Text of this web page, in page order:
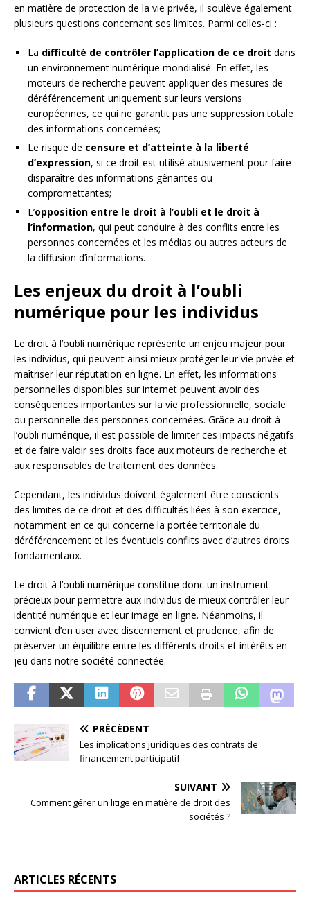
en matière de protection de la vie privée, il soulève également
plusieurs questions concernant ses limites. Parmi celles-ci :
La difficulté de contrôler l’application de ce droit dans
un environnement numérique mondialisé. En effet, les
moteurs de recherche peuvent appliquer des mesures de
déréférencement uniquement sur leurs versions
européennes, ce qui ne garantit pas une suppression totale
des informations concernées;
Le risque de censure et d’atteinte à la liberté
d’expression, si ce droit est utilisé abusivement pour faire
disparaître des informations gênantes ou
compromettantes;
L’opposition entre le droit à l’oubli et le droit à
l’information, qui peut conduire à des conflits entre les
personnes concernées et les médias ou autres acteurs de
la diffusion d’informations.
Les enjeux du droit à l’oubli
numérique pour les individus
Le droit à l’oubli numérique représente un enjeu majeur pour
les individus, qui peuvent ainsi mieux protéger leur vie privée et
maîtriser leur réputation en ligne. En effet, les informations
personnelles disponibles sur internet peuvent avoir des
conséquences importantes sur la vie professionnelle, sociale
ou personnelle des personnes concernées. Grâce au droit à
l’oubli numérique, il est possible de limiter ces impacts négatifs
et de faire valoir ses droits face aux moteurs de recherche et
aux responsables de traitement des données.
Cependant, les individus doivent également être conscients
des limites de ce droit et des difficultés liées à son exercice,
notamment en ce qui concerne la portée territoriale du
déréférencement et les éventuels conflits avec d’autres droits
fondamentaux.
Le droit à l’oubli numérique constitue donc un instrument
précieux pour permettre aux individus de mieux contrôler leur
identité numérique et leur image en ligne. Néanmoins, il
convient d’en user avec discernement et prudence, afin de
préserver un équilibre entre les différents droits et intérêts en
jeu dans notre société connectée.
PRÉCÉDENT
Les implications juridiques des contrats de
financement participatif
SUIVANT
Comment gérer un litige en matière de droit des
sociétés ?
ARTICLES RÉCENTS